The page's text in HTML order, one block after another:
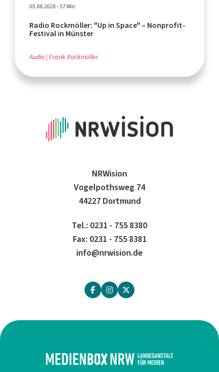
05.08.2026 - 57 Min.
Radio Rockmöller: "Up in Space" – Nonprofit-
Festival in Münster
Audio Frank Rockmöller
NRWision
Vogelpothsweg 74
44227 Dortmund
Tel.: 0231 - 755 8380
Fax: 0231 - 755 8381
info@nrwision.de